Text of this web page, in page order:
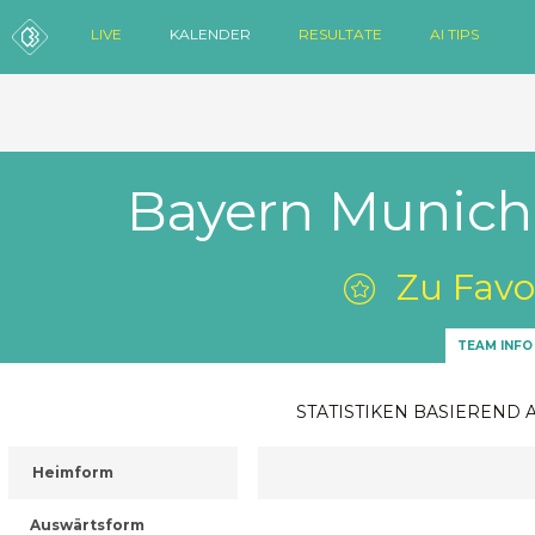
LIVE KALENDER RESULTATE AI TIPS
Bayern
Zu
TEAM INFO
STATISTIKEN BASIEREND
Heimform
Auswärtsform